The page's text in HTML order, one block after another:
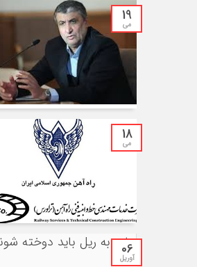
19
می
18
می
06
آوریل